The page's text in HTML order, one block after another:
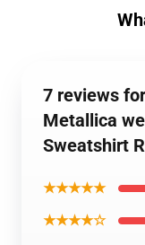
7 reviews
Metallica
Sweatshirt
★★★★★
★★★★☆